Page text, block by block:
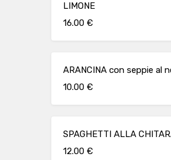
LIMONE
16.00 €
ARANCINA con seppie al
10.00 €
SPAGHETTI ALLA
12.00 €